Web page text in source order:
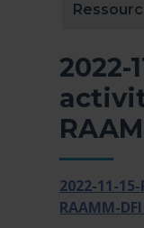
2022-
2022-11-
RAAMM-DFI